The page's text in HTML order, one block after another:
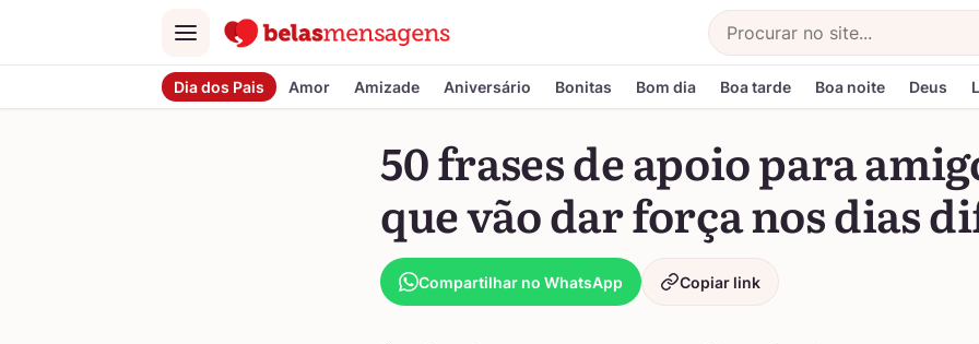
Menu
Buscar
Dia dos Pais Amor Amizade Aniversário Bonitas Bom dia Boa tarde Boa noite Deus
50 frases de apoio para
que vão dar força nos dias
Compartilhar no WhatsApp Copiar link